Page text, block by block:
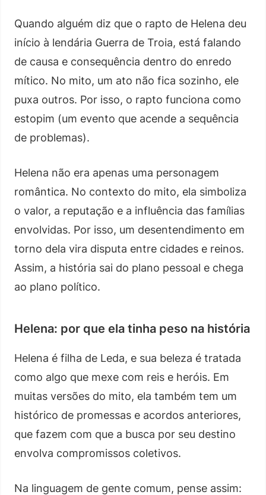
Quando alguém diz que o rapto de Helena deu
início à lendária Guerra de Troia, está falando
de causa e consequência dentro do enredo
mítico. No mito, um ato não fica sozinho, ele
puxa outros. Por isso, o rapto funciona como
estopim (um evento que acende a sequência
de problemas).
Helena não era apenas uma personagem
romântica. No contexto do mito, ela simboliza
o valor, a reputação e a influência das famílias
envolvidas. Por isso, um desentendimento em
torno dela vira disputa entre cidades e reinos.
Assim, a história sai do plano pessoal e chega
ao plano político.
Helena: por que ela tinha peso na história
Helena é filha de Leda, e sua beleza é tratada
como algo que mexe com reis e heróis. Em
muitas versões do mito, ela também tem um
histórico de promessas e acordos anteriores,
que fazem com que a busca por seu destino
envolva compromissos coletivos.
Na linguagem de gente comum, pense assim: